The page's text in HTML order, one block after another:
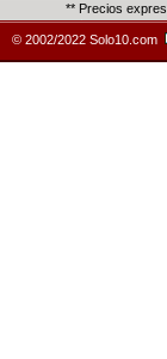
** Precios
© 2002/2022 Solo10.com